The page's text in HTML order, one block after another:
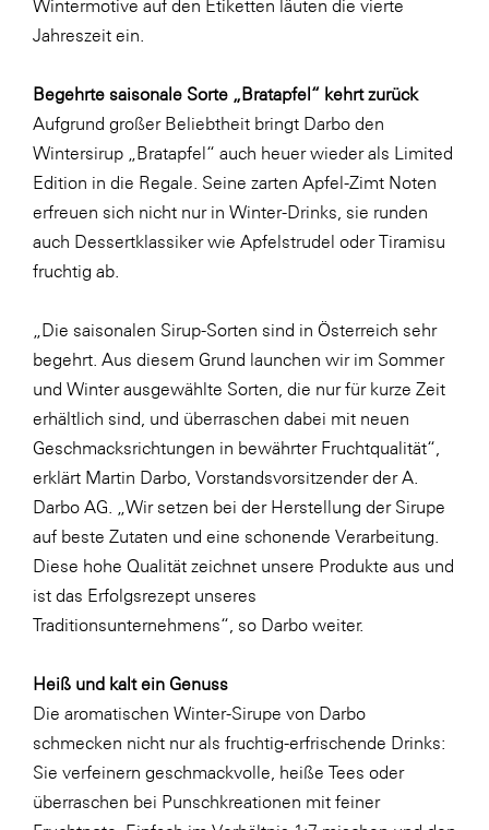
Gas Connect Austria
Getzner Werkstoffe
Heimat Österreich
ikp
Johnson & Johnson
JELD-WEN DANA
LAT Nitrogen
Libro
Lidl Österreich
Die Menü-Manufaktur
MTH Retail Group
OMV
OptimaMed
PAGRO
Primark
Salesforce
sebamed
SeneCura
Wintermotive auf den Etiketten läuten die vierte
Jahreszeit ein.
Begehrte saisonale Sorte „Bratapfel“ kehrt zurück
Aufgrund großer Beliebtheit bringt Darbo den
Wintersirup „Bratapfel“ auch heuer wieder als Limited
Edition in die Regale. Seine zarten Apfel-Zimt Noten
erfreuen sich nicht nur in Winter-Drinks, sie runden
auch Dessertklassiker wie Apfelstrudel oder Tiramisu
fruchtig ab.
„Die saisonalen Sirup-Sorten sind in Österreich sehr
begehrt. Aus diesem Grund launchen wir im Sommer
und Winter ausgewählte Sorten, die nur für kurze Zeit
erhältlich sind, und überraschen dabei mit neuen
Geschmacksrichtungen in bewährter Fruchtqualität“,
erklärt Martin Darbo, Vorstandsvorsitzender der A.
Darbo AG. „Wir setzen bei der Herstellung der Sirupe
auf beste Zutaten und eine schonende Verarbeitung.
Diese hohe Qualität zeichnet unsere Produkte aus und
ist das Erfolgsrezept unseres
Traditionsunternehmens“, so Darbo weiter.
Heiß und kalt ein Genuss
Die aromatischen Winter-Sirupe von Darbo
schmecken nicht nur als fruchtig-erfrischende Drinks:
Sie verfeinern geschmackvolle, heiße Tees oder
überraschen bei Punschkreationen mit feiner